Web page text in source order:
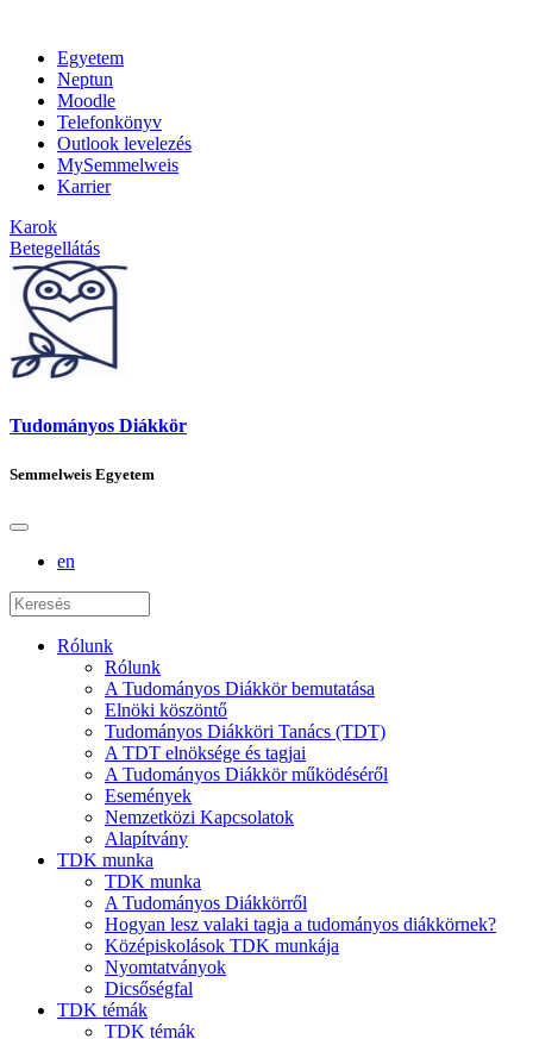
Egyetem
Neptun
Moodle
Telefonkönyv
Outlook levelezés
MySemmelweis
Karrier
Karok
Betegellátás
Tudományos Diákkör
Semmelweis Egyetem
en
Rólunk
Rólunk
A Tudományos Diákkör bemutatása
Elnöki köszöntő
Tudományos Diákköri Tanács (TDT)
A TDT elnöksége és tagjai
A Tudományos Diákkör működéséről
Események
Nemzetközi Kapcsolatok
Alapítvány
TDK munka
TDK munka
A Tudományos Diákkörről
Hogyan lesz valaki tagja a tudományos diákkörnek?
Középiskolások TDK munkája
Nyomtatványok
Dicsőségfal
TDK témák
TDK témák